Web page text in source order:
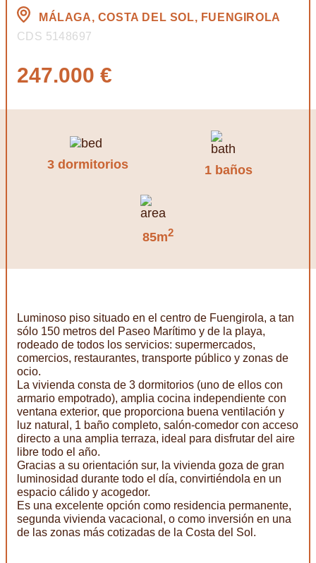
MÁLAGA, COSTA DEL SOL, FUENGIROLA
CDS 5148697
247.000 €
3 dormitorios 1 baños
85m2
Luminoso piso situado en el centro de Fuengirola, a tan
sólo 150 metros del Paseo Marítimo y de la playa,
rodeado de todos los servicios: supermercados,
comercios, restaurantes, transporte público y zonas de
ocio.
La vivienda consta de 3 dormitorios (uno de ellos con
armario empotrado), amplia cocina independiente con
ventana exterior, que proporciona buena ventilación y
luz natural, 1 baño completo, salón-comedor con acceso
directo a una amplia terraza, ideal para disfrutar del aire
libre todo el año.
Gracias a su orientación sur, la vivienda goza de gran
luminosidad durante todo el día, convirtiéndola en un
espacio cálido y acogedor.
Es una excelente opción como residencia permanente,
segunda vivienda vacacional, o como inversión en una
de las zonas más cotizadas de la Costa del Sol.